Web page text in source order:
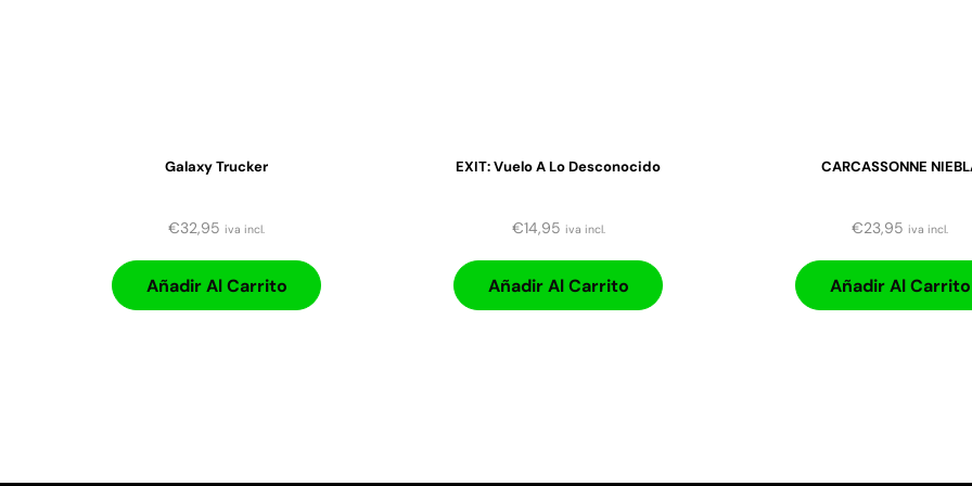
Galaxy Trucker
€32,95 iva incl.
Añadir Al Carrito
EXIT: Vuelo A Lo Desconocido
€14,95 iva incl.
Añadir Al Carrito
CARCASSONNE
€23,95 iva incl.
Añadir Al Carrito